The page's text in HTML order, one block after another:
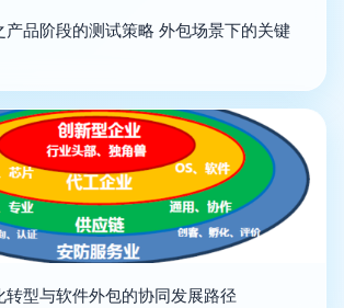
产品阶段的测试策略 外包场景下的关键
转型与软件外包的协同发展路径